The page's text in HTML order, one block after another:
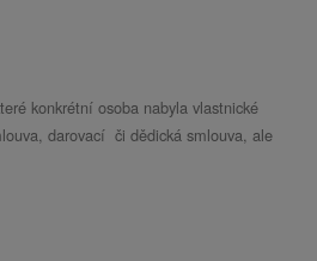
konkrétní osoba nabyla vlastnické
darovací či dědická smlouva, ale